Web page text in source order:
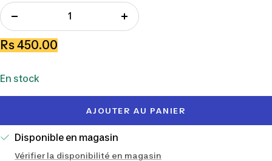
la
quantité
Augmenter
Prix
vente
Rs 450.00
En stock
AJOUTER AU PANIER
Disponible en magasin
Vérifier la disponibilité en magasin